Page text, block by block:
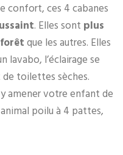
confort, ces 4 cabanes
. Elles sont plus
que les autres. Elles
lavabo, l’éclairage se
toilettes sèches.
amener votre enfant de
poilu à 4 pattes,